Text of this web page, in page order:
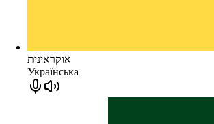
אוקראינית
Українська